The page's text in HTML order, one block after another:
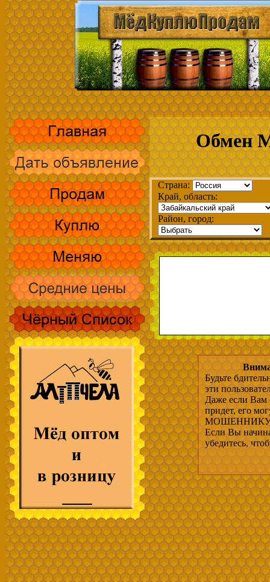
Обмен
Страна:
Край, область:
Район, город:
Будьте
эти
Даже если Вам
придет, его
МОШЕННИКУ,
Если Вы
убедитесь,